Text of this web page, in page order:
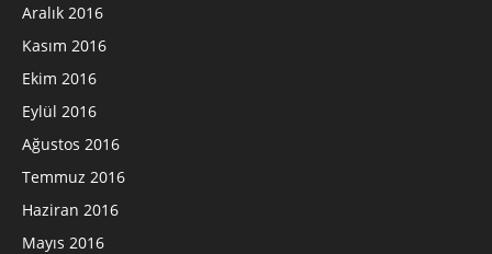
Aralık 2016
Kasım 2016
Ekim 2016
Eylül 2016
Ağustos 2016
Temmuz 2016
Haziran 2016
Mayıs 2016